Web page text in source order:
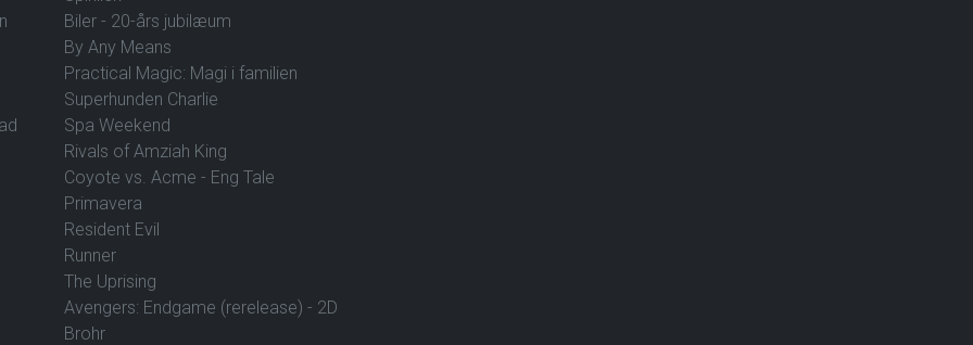
Biler - 20-års jubilæum
By Any Means
Practical Magic: Magi i familien
Superhunden Charlie
Spa Weekend
Rivals of Amziah King
Coyote vs. Acme - Eng Tale
Primavera
Resident Evil
Runner
The Uprising
Avengers: Endgame (rerelease) - 2D
Brohr